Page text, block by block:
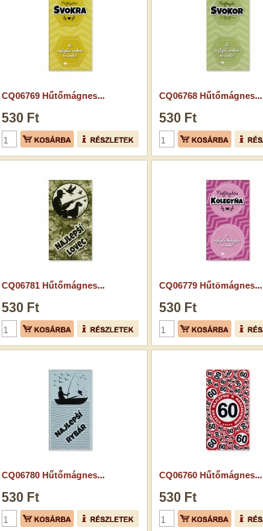
CQ06769 Hűtőmágnes...
530 Ft
CQ06768 Hűtőmágnes...
530 Ft
CQ06781 Hűtőmágnes...
530 Ft
CQ06779 Hűtömágnes...
530 Ft
CQ06780 Hűtőmágnes...
530 Ft
CQ06760 Hűtőmágnes...
530 Ft